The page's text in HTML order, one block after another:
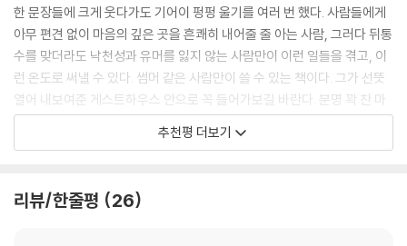
자국이 있었는데, 얼룩의 크기와 흩어진 타피오카 펄의 양으로 보아 한 컵
을 통째로 쏟은 듯했다. 버블티 종주국 출신으로서 딱 보면 견적이 나오지
않겠는가. 쪼글쪼글 말라비틀어진 타피오카 펄의 상태를 면밀히 살펴본 뒤
결론을 내렸다. “펄 사체가 방치된 지 최소 사흘은 됐군!” -105쪽(〈인테리
어 예술 특집〉)
새 규정이 시행된 후에는 중형견과 소형견 위주로 투숙이 이루어졌다. 39
양양한 표정으로 말했다. “직접 재보셔야 하나요? 여기 오려고 일주일 동
안 열심히 다이어트시켰거든요. 오늘 아침도 안 먹었으니 지금은 아마 38
우미 여사님의 가족사에 눈물을 훔치기도 한다. 이태원의 작은 게스트하우
스는 각자의 사연을 품고 서울에 머무는 사람들의 따스한 교차로가 되어
서로의 삶을 비춰준다.
스레드 10만 팔로워를 사로잡은 화제의 에세이
소설보다 더 소설 같은, 사람냄새 나는 이야기
이 책에는 서울 이태원의 게스트하우스에서 벌어지는 다양한 해프닝과 머
가진 이들이 만나고, 스쳐 지나가며 만들어내는 순간들은 때로 소설처럼
한 문장들에 크게 웃다가도 기어이 펑펑 울기를 여러 번 했다. 사람들에게
아무 편견 없이 마음의 깊은 곳을 흔쾌히 내어줄 줄 아는 사람, 그러다 뒤통
수를 맞더라도 낙천성과 유머를 잃지 않는 사람만이 이런 일들을 겪고, 이
런 온도로 써낼 수 있다. 썸머 같은 사람만이 쓸 수 있는 책이다. 그가 선뜻
열어 내보여준 게스트하우스 안으로 꼭 들어가보길 바란다. 분명 꽉 찬 마
음으로 나오게 될 것이다.
- 김혼비 (《다정소감》 작가)
추천평 더보기
리뷰/한줄평 26